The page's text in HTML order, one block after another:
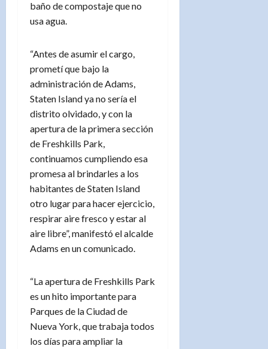
baño de compostaje que no
usa agua.
“Antes de asumir el cargo,
prometí que bajo la
administración de Adams,
Staten Island ya no sería el
distrito olvidado, y con la
apertura de la primera sección
de Freshkills Park,
continuamos cumpliendo esa
promesa al brindarles a los
habitantes de Staten Island
otro lugar para hacer ejercicio,
respirar aire fresco y estar al
aire libre”, manifestó el alcalde
Adams en un comunicado.
“La apertura de Freshkills Park
es un hito importante para
Parques de la Ciudad de
Nueva York, que trabaja todos
los días para ampliar la